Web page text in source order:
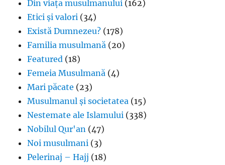
Din viața musulmanului (162)
Etici și valori (34)
Există Dumnezeu? (178)
Familia musulmană (20)
Featured (18)
Femeia Musulmană (4)
Mari păcate (23)
Musulmanul și societatea (15)
Nestemate ale Islamului (338)
Nobilul Qur'an (47)
Noi musulmani (3)
Pelerinaj – Hajj (18)